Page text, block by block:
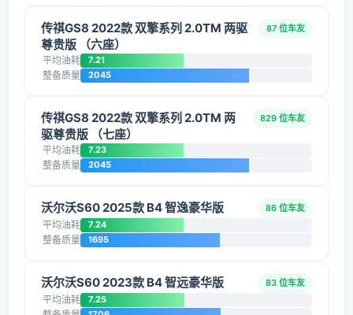
传祺GS8 2022款 双擎系列 2.0TM 两驱
尊贵版 （六座）
87 位车友
平均油耗 7.21
整备质量 2045
传祺GS8 2022款 双擎系列 2.0TM 两
驱尊贵版 （七座）
829 位车友
平均油耗 7.23
整备质量 2045
沃尔沃S60 2025款 B4 智逸豪华版 86 位车友
平均油耗 7.24
整备质量 1695
沃尔沃S60 2023款 B4 智远豪华版 83 位车友
平均油耗 7.25